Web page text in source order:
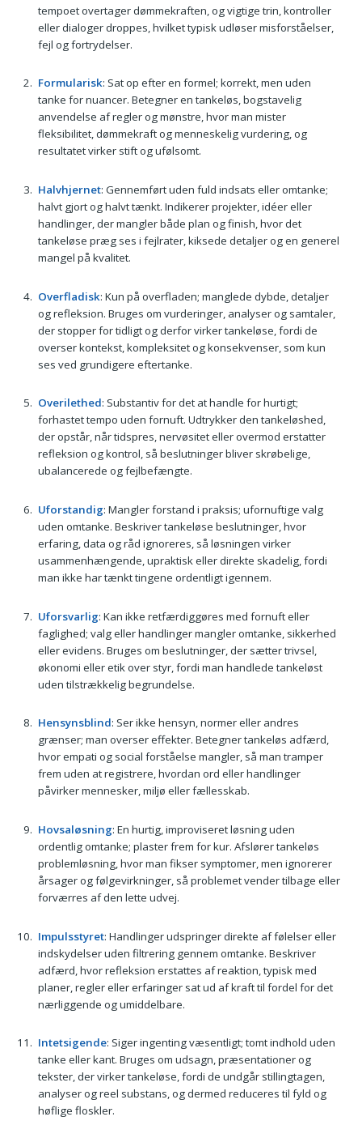
tempoet overtager dømmekraften, og vigtige trin, kontroller
eller dialoger droppes, hvilket typisk udløser misforståelser,
fejl og fortrydelser.
Formularisk: Sat op efter en formel; korrekt, men uden
tanke for nuancer. Betegner en tankeløs, bogstavelig
anvendelse af regler og mønstre, hvor man mister
fleksibilitet, dømmekraft og menneskelig vurdering, og
resultatet virker stift og ufølsomt.
Halvhjernet: Gennemført uden fuld indsats eller omtanke;
halvt gjort og halvt tænkt. Indikerer projekter, idéer eller
handlinger, der mangler både plan og finish, hvor det
tankeløse præg ses i fejlrater, kiksede detaljer og en generel
mangel på kvalitet.
Overfladisk: Kun på overfladen; manglede dybde, detaljer
og refleksion. Bruges om vurderinger, analyser og samtaler,
der stopper for tidligt og derfor virker tankeløse, fordi de
overser kontekst, kompleksitet og konsekvenser, som kun
ses ved grundigere eftertanke.
Overilethed: Substantiv for det at handle for hurtigt;
forhastet tempo uden fornuft. Udtrykker den tankeløshed,
der opstår, når tidspres, nervøsitet eller overmod erstatter
refleksion og kontrol, så beslutninger bliver skrøbelige,
ubalancerede og fejlbefængte.
Uforstandig: Mangler forstand i praksis; ufornuftige valg
uden omtanke. Beskriver tankeløse beslutninger, hvor
erfaring, data og råd ignoreres, så løsningen virker
usammenhængende, upraktisk eller direkte skadelig, fordi
man ikke har tænkt tingene ordentligt igennem.
Uforsvarlig: Kan ikke retfærdiggøres med fornuft eller
faglighed; valg eller handlinger mangler omtanke, sikkerhed
eller evidens. Bruges om beslutninger, der sætter trivsel,
økonomi eller etik over styr, fordi man handlede tankeløst
uden tilstrækkelig begrundelse.
Hensynsblind: Ser ikke hensyn, normer eller andres
grænser; man overser effekter. Betegner tankeløs adfærd,
hvor empati og social forståelse mangler, så man tramper
frem uden at registrere, hvordan ord eller handlinger
påvirker mennesker, miljø eller fællesskab.
Hovsaløsning: En hurtig, improviseret løsning uden
ordentlig omtanke; plaster frem for kur. Afslører tankeløs
problemløsning, hvor man fikser symptomer, men ignorerer
årsager og følgevirkninger, så problemet vender tilbage eller
forværres af den lette udvej.
Impulsstyret: Handlinger udspringer direkte af følelser eller
indskydelser uden filtrering gennem omtanke. Beskriver
adfærd, hvor refleksion erstattes af reaktion, typisk med
planer, regler eller erfaringer sat ud af kraft til fordel for det
nærliggende og umiddelbare.
Intetsigende: Siger ingenting væsentligt; tomt indhold uden
tanke eller kant. Bruges om udsagn, præsentationer og
tekster, der virker tankeløse, fordi de undgår stillingtagen,
analyser og reel substans, og dermed reduceres til fyld og
høflige floskler.